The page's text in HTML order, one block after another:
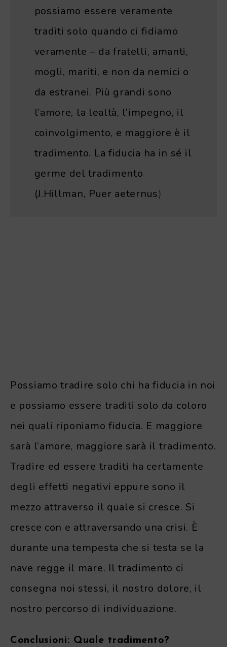
possiamo essere veramente
traditi solo quando ci fidiamo
veramente – da fratelli, amanti,
mogli, mariti, e non da nemici o
da estranei. Più grandi sono
l’amore, la lealtà, l’impegno, il
coinvolgimento, e maggiore è il
tradimento. La fiducia ha in sé il
germe del tradimento
(J.Hillman, Puer aeternus)
Possiamo tradire solo chi ha fiducia in noi
e possiamo essere traditi solo da coloro
nei quali riponiamo fiducia. E maggiore
sarà l’amore, maggiore sarà il tradimento.
Tradire ed essere traditi ha certamente
degli effetti negativi eppure sono il
mezzo attraverso il quale si cresce. Si
cresce con e attraversando una crisi. È
durante una tempesta che si testa se la
nave regge il mare. Il tradimento ci
consegna noi stessi, il nostro dolore, il
nostro percorso di individuazione.
Conclusioni: Quale tradimento?